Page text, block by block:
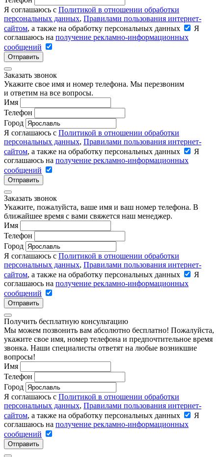
Я соглашаюсь с Политикой в отношении обработки
персональных данных, Правилами пользования интернет-
сайтом, а также на обработку персональных данных
Я
соглашаюсь на получение рекламно-информационных
сообщений
Отправить
Заказать звонок
Укажите свое имя и номер телефона. Мы перезвоним
и ответим на все вопросы.
Имя
Телефон
Город
Я соглашаюсь с Политикой в отношении обработки
персональных данных, Правилами пользования интернет-
сайтом, а также на обработку персональных данных
Я
соглашаюсь на получение рекламно-информационных
сообщений
Отправить
Заказать звонок
Укажите, пожалуйста, ваше имя и ваш номер телефона. В
ближайшее время с вами свяжется наш менеджер.
Имя
Телефон
Город
Я соглашаюсь с Политикой в отношении обработки
персональных данных, Правилами пользования интернет-
сайтом, а также на обработку персональных данных
Я
соглашаюсь на получение рекламно-информационных
сообщений
Отправить
Получить бесплатную консультацию
Мы можем позвонить вам абсолютно бесплатно! Пожалуйста,
укажите свое имя, номер телефона и предпочтительное время
звонка. Наши специалисты ответят на любые возникшие
вопросы!
Имя
Телефон
Город
Я соглашаюсь с Политикой в отношении обработки
персональных данных, Правилами пользования интернет-
сайтом, а также на обработку персональных данных
Я
соглашаюсь на получение рекламно-информационных
сообщений
Отправить